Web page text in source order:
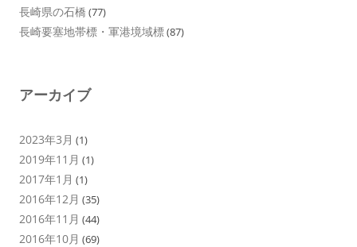
長崎県の石橋 (77)
長崎要塞地帯標・軍港境域標(87)
アーカイブ
2023年3月 (1)
2019年11月 (1)
2017年1月 (1)
2016年12月 (35)
2016年11月 (44)
2016年10月 (69)